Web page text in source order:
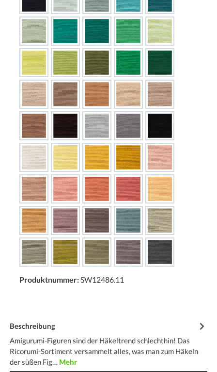
Produktnummer: SW12486.11
Beschreibung
Amigurumi-Figuren sind der Häkeltrend schlechthin! Das
Ricorumi-Sortiment versammelt alles, was man zum Häkeln
der süßen Fig… Mehr